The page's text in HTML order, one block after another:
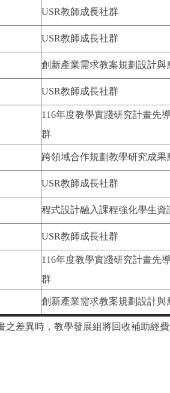
USR教師成長社群
USR教師成長社群
創新產業需求教案規劃設計與
USR教師成長社群
116年度教學實踐研究計畫先
群
跨領域合作規劃教學研究成果
USR教師成長社群
程式設計融入課程強化學生資
USR教師成長社群
116年度教學實踐研究計畫先
群
創新產業需求教案規劃設計與
之差異時，教學發展組將回收補助經費